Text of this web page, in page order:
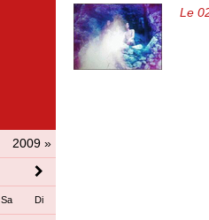
2009 »
Sa Di
Le